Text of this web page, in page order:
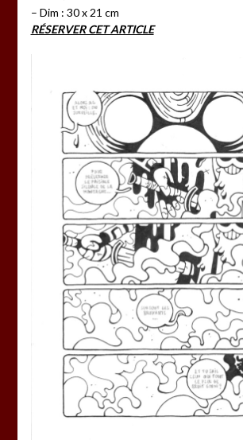
– Dim : 30 x 21 cm
RÉSERVER CET ARTICLE